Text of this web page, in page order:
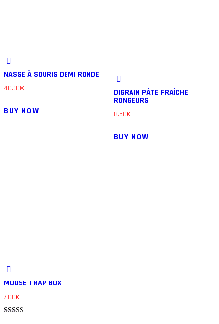
NASSE À SOURIS DEMI RONDE
40.00€
BUY NOW
DIGRAIN PÂTE FRAÎCHE
RONGEURS
8.50€
BUY NOW
MOUSE TRAP BOX
7.00€